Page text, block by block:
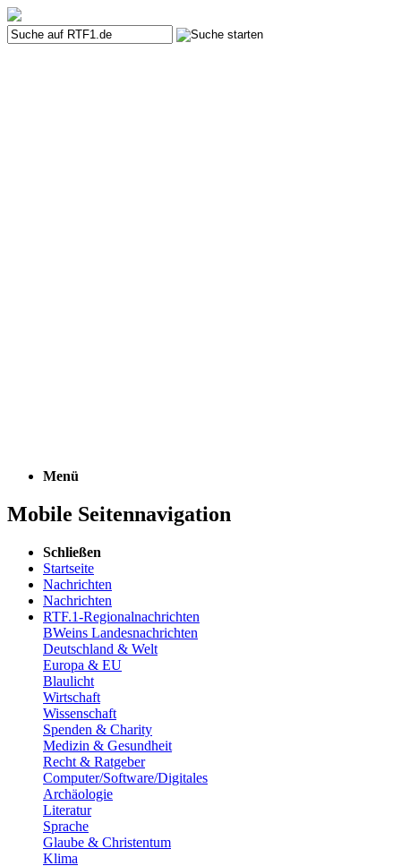
Menü
Mobile Seitennavigation
Schließen
Startseite
Nachrichten
Nachrichten
RTF.1-Regionalnachrichten
BWeins Landesnachrichten
Deutschland & Welt
Europa & EU
Blaulicht
Wirtschaft
Wissenschaft
Spenden & Charity
Medizin & Gesundheit
Recht & Ratgeber
Computer/Software/Digitales
Archäologie
Literatur
Sprache
Glaube & Christentum
Klima